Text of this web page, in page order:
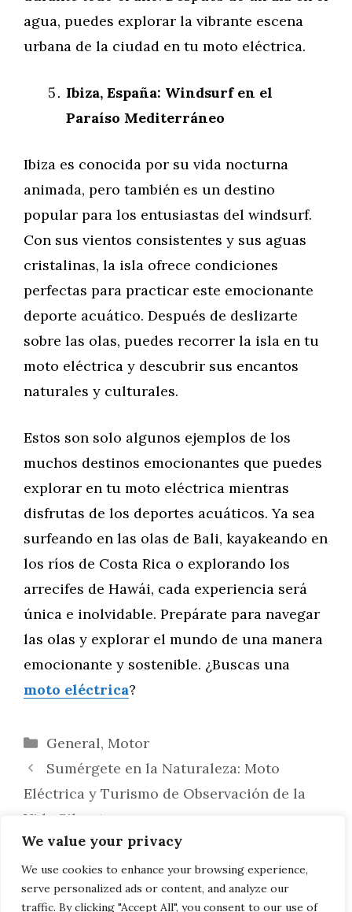
We value your privacy
We use cookies to enhance your browsing experience,
serve personalized ads or content, and analyze our
traffic. By clicking "Accept All", you consent to our use of
agua, puedes explorar la vibrante escena
urbana de la ciudad en tu moto eléctrica.
Ibiza, España: Windsurf en el
Paraíso Mediterráneo
Ibiza es conocida por su vida nocturna
animada, pero también es un destino
popular para los entusiastas del windsurf.
Con sus vientos consistentes y sus aguas
cristalinas, la isla ofrece condiciones
perfectas para practicar este emocionante
deporte acuático. Después de deslizarte
sobre las olas, puedes recorrer la isla en tu
moto eléctrica y descubrir sus encantos
naturales y culturales.
Estos son solo algunos ejemplos de los
muchos destinos emocionantes que puedes
explorar en tu moto eléctrica mientras
disfrutas de los deportes acuáticos. Ya sea
surfeando en las olas de Bali, kayakeando en
los ríos de Costa Rica o explorando los
arrecifes de Hawái, cada experiencia será
única e inolvidable. Prepárate para navegar
las olas y explorar el mundo de una manera
emocionante y sostenible. ¿Buscas una
moto eléctrica?
Categorías
General, Motor
Sumérgete en la Naturaleza: Moto
Eléctrica y Turismo de Observación de la
Vida Silvestre
Explorando la Oscuridad: Cómo
Planificar un Viaje en Moto Eléctrica para
Fotografía Nocturna